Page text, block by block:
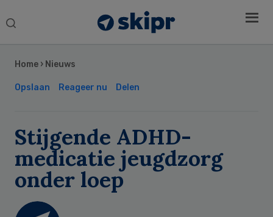
Search
Home › Nieuws
Opslaan Reageer nu Delen
Stijgende ADHD-
medicatie jeugdzorg
onder loep
Sidebar